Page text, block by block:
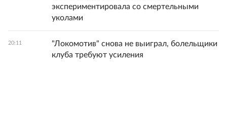
экспериментировала со смертельными
уколами
20:11
"Локомотив" снова не выиграл, болельщики
клуба требуют усиления